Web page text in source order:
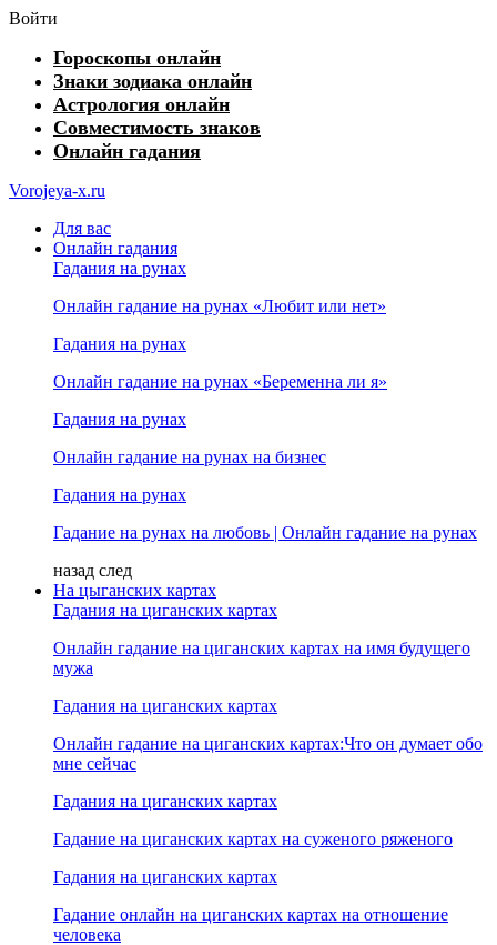
Войти
Гороскопы онлайн
Знаки зодиака онлайн
Астрология онлайн
Совместимость знаков
Онлайн гадания
Vorojeya-x.ru
Для вас
Онлайн гадания
Гадания на рунах
Онлайн гадание на рунах «Любит или нет»
Гадания на рунах
Онлайн гадание на рунах «Беременна ли я»
Гадания на рунах
Онлайн гадание на рунах на бизнес
Гадания на рунах
Гадание на рунах на любовь | Онлайн гадание на рунах
назад след
На цыганских картах
Гадания на циганских картах
Онлайн гадание на циганских картах на имя будущего
мужа
Гадания на циганских картах
Онлайн гадание на циганских картах:Что он думает обо
мне сейчас
Гадания на циганских картах
Гадание на циганских картах на суженого ряженого
Гадания на циганских картах
Гадание онлайн на циганских картах на отношение
человека